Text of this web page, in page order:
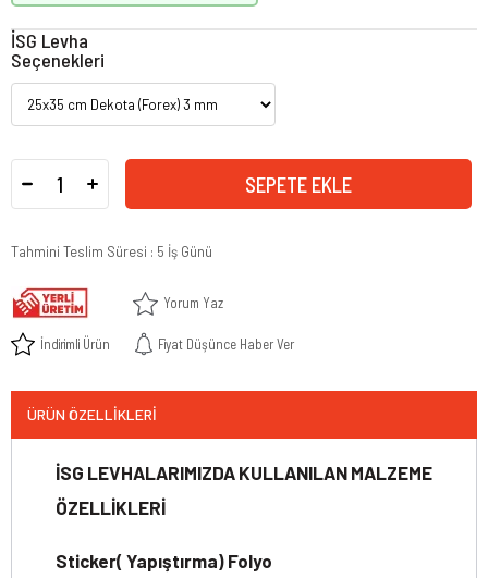
İSG Levha
Seçenekleri
Tahmini Teslim Süresi : 5 İş Günü
Yorum Yaz
İndirimli Ürün Fiyat Düşünce Haber Ver
ÜRÜN ÖZELLIKLERI
İSG LEVHALARIMIZDA KULLANILAN MALZEME
ÖZELLİKLERİ
Sticker( Yapıştırma) Folyo